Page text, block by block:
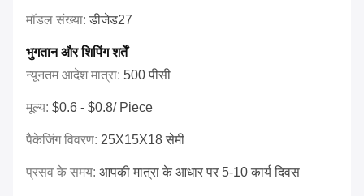
मॉडल संख्या:डीजेड27
भुगतान और शिपिंग शर्तें
न्यूनतम आदेश मात्रा: 500 पीसी
मूल्य: $0.6 - $0.8/ Piece
पैकेजिंग विवरण: 25X15X18 सेमी
प्रसव के समय: आपकी मात्रा के आधार पर 5-10 कार्य दिवस